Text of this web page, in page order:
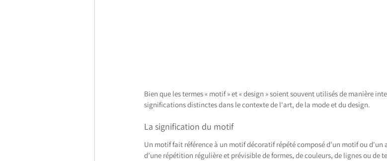
Bien que les termes « motif » et « design » soient souvent utilisés de manière
significations distinctes dans le contexte de l'art, de la mode et du design.
La signification du motif
Un motif fait référence à un motif décoratif répété composé d'un motif ou d'un
d’une répétition régulière et prévisible de formes, de couleurs, de lignes ou de